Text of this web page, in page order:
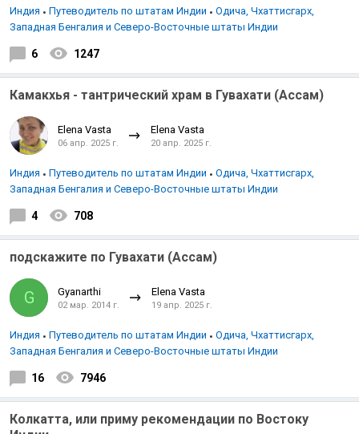
Индия Путеводитель по штатам Индии
Одича, Чхаттисгарх,
Западная Бенгалия и Северо-Восточные штаты Индии
6 1247
Камакхья - тантрический храм в Гувахати (Ассам)
Elena Vasta
06 апр. 2025 г.
Elena Vasta
20 апр. 2025 г.
Индия Путеводитель по штатам Индии
Одича, Чхаттисгарх,
Западная Бенгалия и Северо-Восточные штаты Индии
4 708
подскажите по Гувахати (Ассам)
G Gyanarthi
02 мар. 2014 г.
Elena Vasta
19 апр. 2025 г.
Индия Путеводитель по штатам Индии
Одича, Чхаттисгарх,
Западная Бенгалия и Северо-Восточные штаты Индии
16 7946
Колкатта, или приму рекомендации по Востоку